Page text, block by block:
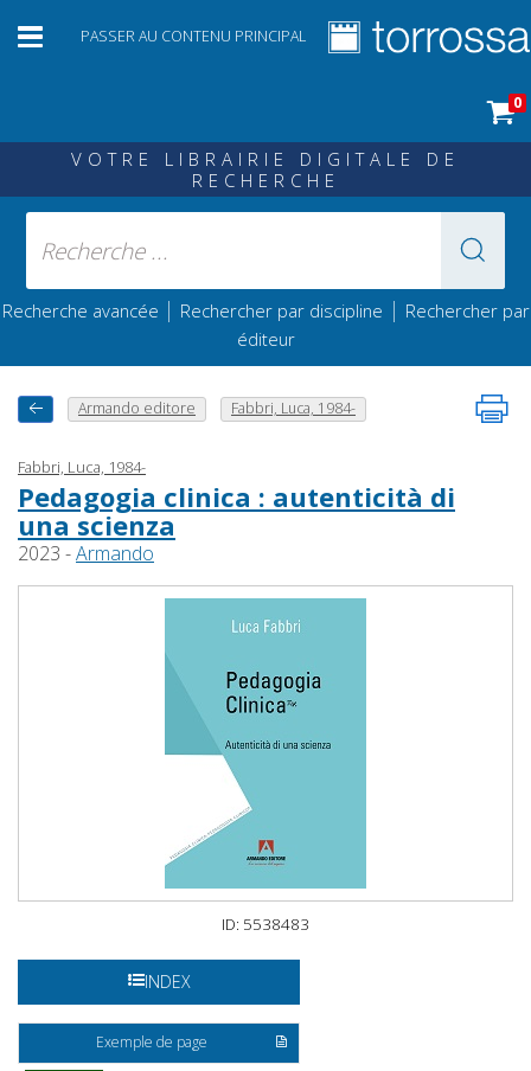
PASSER AU CONTENU PRINCIPAL
0
VOTRE LIBRAIRIE DIGITALE DE
RECHERCHE
Recherche avancée | Rechercher par discipline | Rechercher par
éditeur
Armando editore Fabbri, Luca, 1984-
Fabbri, Luca, 1984-
Pedagogia clinica : autenticità di
una scienza
2023 -Armando
ID: 5538483
INDEX
Exemple de page